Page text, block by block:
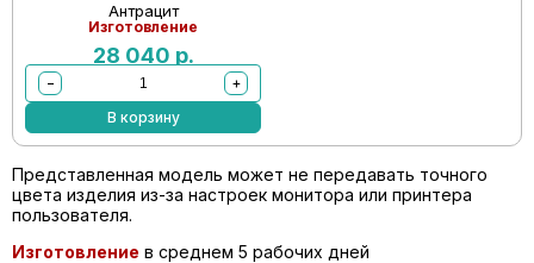
Антрацит
Изготовление
28 040 р.
−
+
В корзину
Представленная модель может не передавать точного
цвета изделия из-за настроек монитора или принтера
пользователя.
Изготовление в среднем 5 рабочих дней